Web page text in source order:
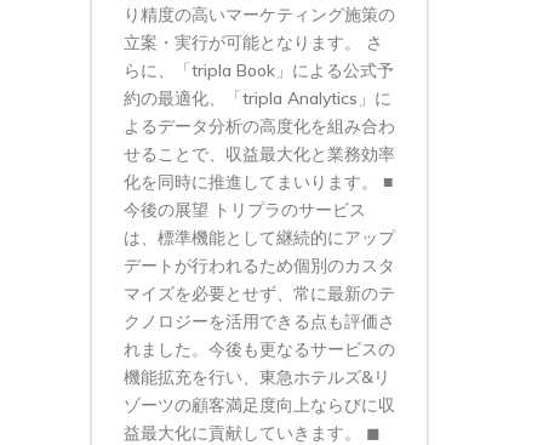
り精度の高いマーケティング施策の
立案・実行が可能となります。 さ
らに、「tripla Book」による公式予
約の最適化、「tripla Analytics」に
よるデータ分析の高度化を組み合わ
せることで、収益最大化と業務効率
化を同時に推進してまいります。 ■
今後の展望 トリプラのサービス
は、標準機能として継続的にアップ
デートが行われるため個別のカスタ
マイズを必要とせず、常に最新のテ
クノロジーを活用できる点も評価さ
れました。今後も更なるサービスの
機能拡充を行い、東急ホテルズ&リ
ゾーツの顧客満足度向上ならびに収
益最大化に貢献していきます。 ◼︎